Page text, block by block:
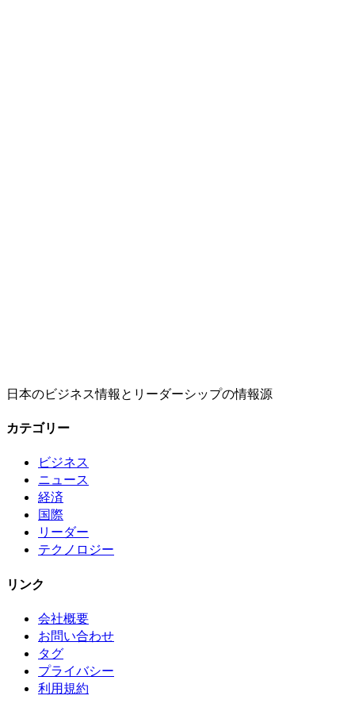
日本のビジネス情報とリーダーシップの情報源
カテゴリー
ビジネス
ニュース
経済
国際
リーダー
テクノロジー
リンク
会社概要
お問い合わせ
タグ
プライバシー
利用規約